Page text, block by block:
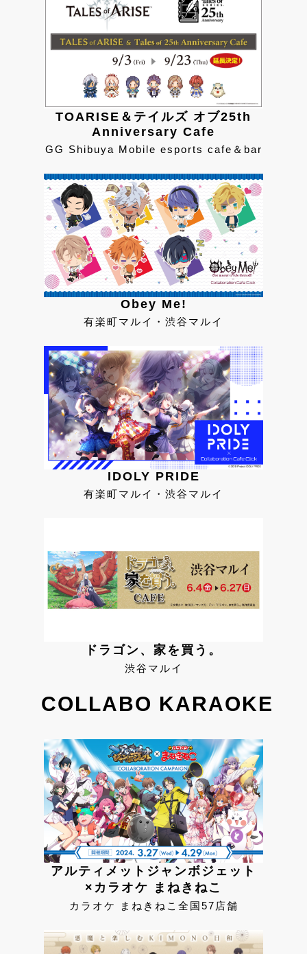
TOARISE＆テイルズ オブ25th
Anniversary Cafe
GG Shibuya Mobile esports cafe＆bar
Obey Me!
有楽町マルイ・渋谷マルイ
IDOLY PRIDE
有楽町マルイ・渋谷マルイ
ドラゴン、家を買う。
渋谷マルイ
COLLABO KARAOKE
アルティメットジャンボジェット
×カラオケ まねきねこ
カラオケ まねきねこ全国57店舗